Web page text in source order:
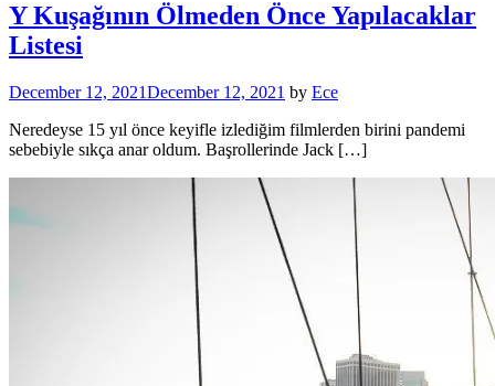
Y Kuşağının Ölmeden Önce Yapılacaklar
Listesi
December 12, 2021December 12, 2021 by Ece
Neredeyse 15 yıl önce keyifle izlediğim filmlerden birini pandemi
sebebiyle sıkça anar oldum. Başrollerinde Jack […]